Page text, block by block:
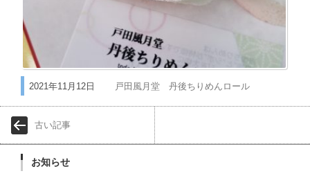
2021年11月12日 戸田風月堂 丹後ちりめんロール
古い記事
お知らせ